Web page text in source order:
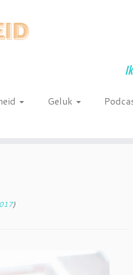
Geluk
)